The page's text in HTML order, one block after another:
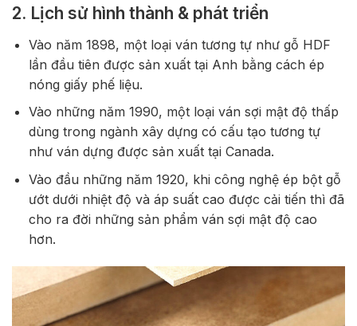
2. Lịch sử hình thành & phát triển
Vào năm 1898, một loại ván tương tự như gỗ HDF
lần đầu tiên được sản xuất tại Anh bằng cách ép
nóng giấy phế liệu.
Vào những năm 1990, một loại ván sợi mật độ thấp
dùng trong ngành xây dựng có cấu tạo tương tự
như ván dựng được sản xuất tại Canada.
Vào đầu những năm 1920, khi công nghệ ép bột gỗ
ướt dưới nhiệt độ và áp suất cao được cải tiến thì đã
cho ra đời những sản phẩm ván sợi mật độ cao
hơn.